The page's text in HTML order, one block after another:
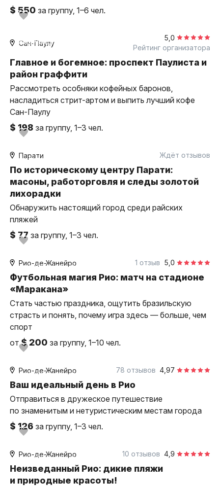
$ 550 за группу, 1–6 чел.
индивидуальная
Сан-Паулу
5,0
Рейтинг организатора
Главное и богемное: проспект Паулиста и
район граффити
Рассмотреть особняки кофейных баронов,
насладиться стрит-артом и выпить лучший кофе
Сан-Паулу
$ 198 за группу, 1–3 чел.
индивидуальная
Парати Ждёт отзывов
По историческому центру Парати:
масоны, работорговля и следы золотой
лихорадки
Обнаружить настоящий город среди райских
пляжей
$ 77 за группу, 1–3 чел.
индивидуальная
Рио-де-Жанейро 5,0
1 отзыв
Футбольная магия Рио: матч на стадионе
«Маракана»
Стать частью праздника, ощутить бразильскую
страсть и понять, почему игра здесь — больше, чем
спорт
от$ 200 за группу, 1–10 чел.
индивидуальная
Рио-де-Жанейро 4,97
78 отзывов
Ваш идеальный день в Рио
Отправиться в дружеское путешествие
по знаменитым и нетуристическим местам города
$ 126 за группу, 1–3 чел.
индивидуальная
Рио-де-Жанейро 4,9
10 отзывов
Неизведанный Рио: дикие пляжи
и природные красоты!